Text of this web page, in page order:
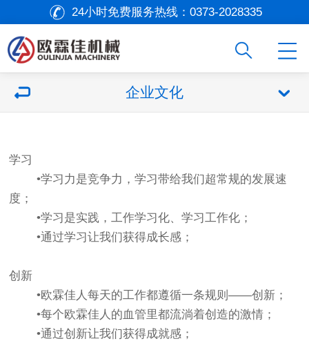
24小时免费服务热线： 0373-2028335
企业文化
学习
•学习力是竞争力，学习带给我们超常规的发展速
度；
•学习是实践，工作学习化、学习工作化；
•通过学习让我们获得成长感；
创新
•欧霖佳人每天的工作都遵循一条规则——创新；
•每个欧霖佳人的血管里都流淌着创造的激情；
•通过创新让我们获得成就感；